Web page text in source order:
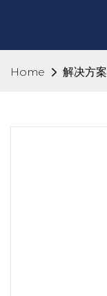
Home 解决方案